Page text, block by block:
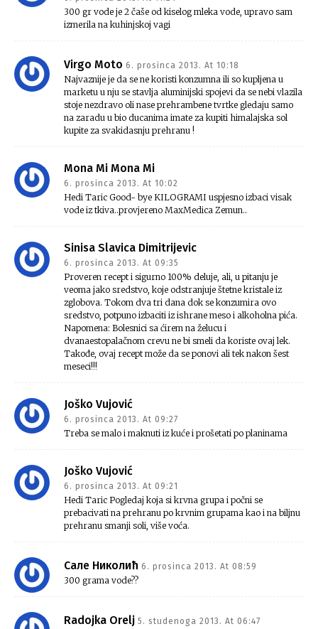
300 gr vode je 2 čaše od kiselog mleka vode, upravo sam
izmerila na kuhinjskoj vagi
Virgo Moto 6. prosinca 2013. At 10:18
Najvaznije je da se ne koristi konzumna ili so kupljena u
marketu u nju se stavlja aluminijski spojevi da se nebi vlazila
stoje nezdravo oli nase prehrambene tvrtke gledaju samo
na zaradu u bio ducanima imate za kupiti himalajska sol
kupite za svakidasnju prehranu !
Mona Mi Mona Mi
6. prosinca 2013. At 10:02
Hedi Taric Good- bye KILOGRAMI uspjesno izbaci visak
vode iz tkiva..provjereno MaxMedica Zemun..
Sinisa Slavica Dimitrijevic
6. prosinca 2013. At 09:35
Proveren recept i sigurno 100% deluje, ali, u pitanju je
veoma jako sredstvo, koje odstranjuje štetne kristale iz
zglobova. Tokom dva tri dana dok se konzumira ovo
sredstvo, potpuno izbaciti iz ishrane meso i alkoholna pića.
Napomena: Bolesnici sa ćirem na želucu i
dvanaestopalačnom crevu ne bi smeli da koriste ovaj lek.
Takođe, ovaj recept može da se ponovi ali tek nakon šest
meseci!!!
Joško Vujović
6. prosinca 2013. At 09:27
Treba se malo i maknuti iz kuće i prošetati po planinama
Joško Vujović
6. prosinca 2013. At 09:21
Hedi Taric Pogledaj koja si krvna grupa i počni se
prebacivati na prehranu po krvnim grupama kao i na biljnu
prehranu smanji soli, više voća.
Сале Николић 6. prosinca 2013. At 08:59
300 grama vode??
Radojka Orelj 5. studenoga 2013. At 06:47